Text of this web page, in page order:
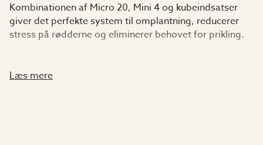
Kombinationen af Micro 20, Mini 4 og kubeindsatser
giver det perfekte system til omplantning, reducerer
stress på rødderne og eliminerer behovet for prikling.
da blokkene er for små til at rumme indsatsen.
Læs mere